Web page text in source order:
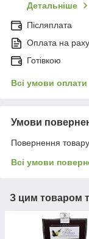
Детальніше
Післяплата
Оплата на
Готівкою
Всі умови оплати
Умови
Повернення
Всі умови
З цим товаром